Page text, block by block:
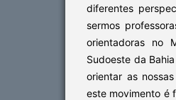
diferentes
sermos
orientadoras no
Sudoeste da
orientar as
este movimento é